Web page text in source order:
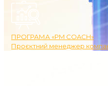
ПРОГРАМА «PM COACH»
Проєктний менеджер